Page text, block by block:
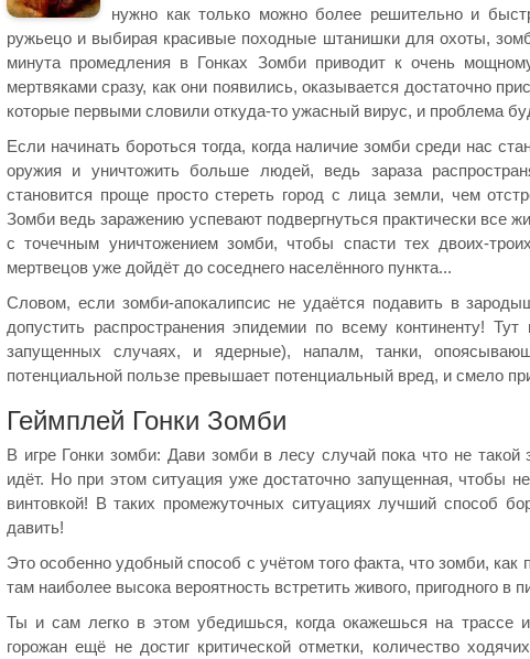
нужно как только можно более решительно и
ружьецо и выбирая красивые походные штанишки для охоты,
минута промедления в Гонках Зомби приводит к очень
мертвяками сразу, как они появились, оказывается достаточно
которые первыми словили откуда-то ужасный вирус, и проблема
Если начинать бороться тогда, когда наличие зомби среди нас
оружия и уничтожить больше людей, ведь зараза
становится проще просто стереть город с лица земли, чем
Зомби ведь заражению успевают подвергнуться практически все
с точечным уничтожением зомби, чтобы спасти тех двоих-
мертвецов уже дойдёт до соседнего населённого пункта...
Словом, если зомби-апокалипсис не удаётся подавить в
допустить распространения эпидемии по всему континенту!
запущенных случаях, и ядерные), напалм, танки,
потенциальной пользе превышает потенциальный вред, и смело
Геймплей Гонки Зомби
В игре Гонки зомби: Дави зомби в лесу случай пока что не
идёт. Но при этом ситуация уже достаточно запущенная, чтобы
винтовкой! В таких промежуточных ситуациях лучший способ
давить!
Это особенно удобный способ с учётом того факта, что зомби, как
там наиболее высока вероятность встретить живого, пригодного в
Ты и сам легко в этом убедишься, когда окажешься на трассе
горожан ещё не достиг критической отметки, количество